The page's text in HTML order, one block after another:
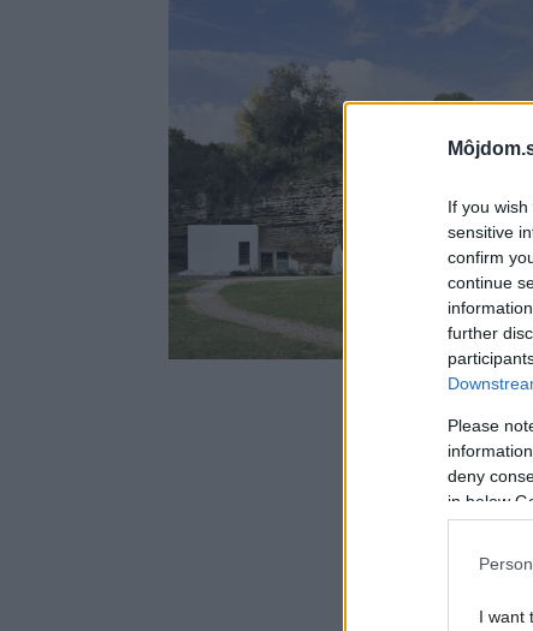
If you
sensitive
confirm
continue
further
Please
deny
in below
I want